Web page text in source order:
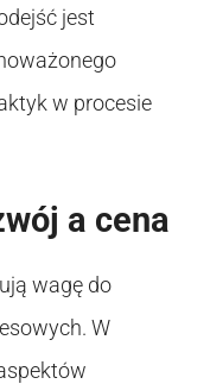
jest
w procesie
a cena
wagę do
W